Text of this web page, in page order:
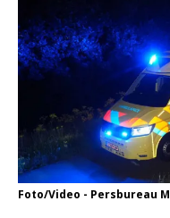
Foto/Video - Persbureau